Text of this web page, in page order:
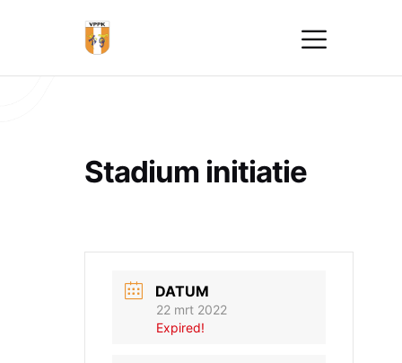
Stadium initiatie
DATUM
22 mrt 2022
Expired!